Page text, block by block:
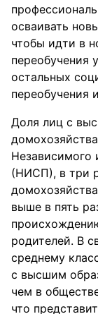
осваивать
чтобы идти в
переобучения
остальных
переобучения
Доля лиц с
Независимого
(НИСП), в три
выше в пять
родителей. В
среднему
с высшим
чем в
что